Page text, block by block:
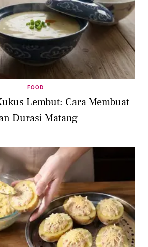
FOOD
Lembut: Cara Membuat
Durasi Matang